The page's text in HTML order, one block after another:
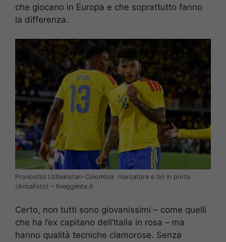
che giocano in Europa e che soprattutto fanno
la differenza.
Pronostici Uzbekistan-Colombia: marcatore e tiri in porta
(AnsaFoto) – Ilveggente.it
Certo, non tutti sono giovanissimi – come quelli
che ha l’ex capitano dell’Italia in rosa – ma
hanno qualità tecniche clamorose. Senza